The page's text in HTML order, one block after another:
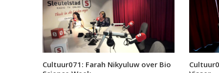
Cultuur071: Farah Nikyuluw over Bio